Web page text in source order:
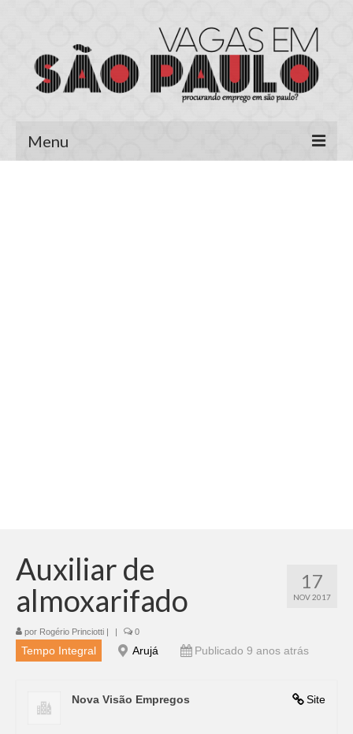
Menu
17
NOV 2017
Auxiliar de
almoxarifado
por Rogério Princiotti | | 0
Tempo Integral Arujá Publicado 9 anos atrás
Site
Nova Visão Empregos